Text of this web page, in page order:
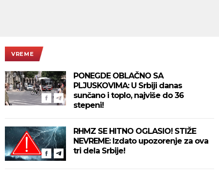
VREME
PONEGDE OBLAČNO SA
PLJUSKOVIMA: U Srbiji danas
sunčano i toplo, najviše do 36
stepeni!
RHMZ SE HITNO OGLASIO! STIŽE
NEVREME: Izdato upozorenje za ova
tri dela Srbije!